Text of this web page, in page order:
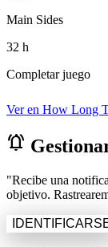
Main Sides
32 h
Completar juego
Ver en How Long
notifications_active
"Recibe una
objetivo.